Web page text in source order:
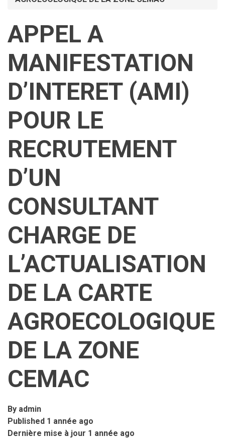
APPEL A
MANIFESTATION
D’INTERET (AMI)
POUR LE
RECRUTEMENT
D’UN
CONSULTANT
CHARGE DE
L’ACTUALISATION
DE LA CARTE
AGROECOLOGIQUE
DE LA ZONE
CEMAC
By admin
Published 1 année ago
Dernière mise à jour 1 année ago